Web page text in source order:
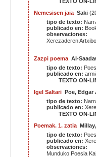
Nemesisen jaia Saki
tipo de texto:
publicado en:
observaciones:
Xerezaderen
Zazpi poema Al-
tipo de texto:
publicado en:
TEXTO ON-
Igel Saltari Poe, Edgar
tipo de texto:
publicado en:
TEXTO ON-
Poemak. 1. zatia
tipo de texto:
publicado en:
observaciones:
Munduko Poesia